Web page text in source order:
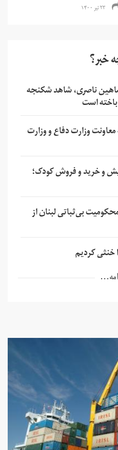
۲۳ تیر ۱۴۰۰
خبر؟
ناصری، شاهد شکنجه
است
معاونت وزارت دفاع و وزارت
و خرید و فروش کودک؛
بی‌ثباتی لبنان از
کردیم